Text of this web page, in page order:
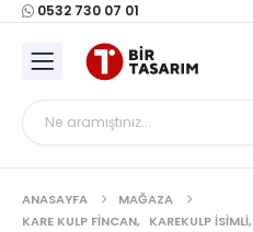
0532 730 07 01
ANASAYFA
MAĞAZA
KARE KULP FINCAN, KAREKULP İSIMLI,